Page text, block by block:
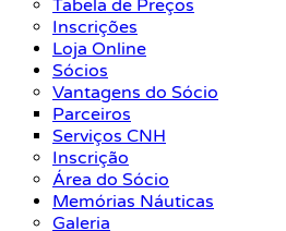
Tabela de Preços
Inscrições
Loja Online
Sócios
Vantagens do Sócio
Parceiros
Serviços CNH
Inscrição
Área do Sócio
Memórias Náuticas
Galeria